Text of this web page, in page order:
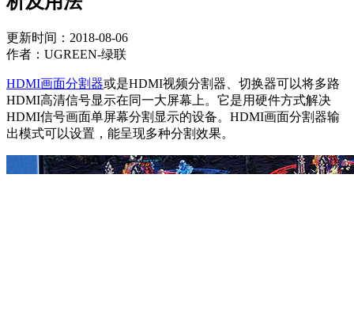
更新时间：2018-08-06
作者：UGREEN-绿联
HDMI画面分割器或是HDMI视频分割器、切换器可以将多路
HDMI高清信号显示在同一大屏幕上。它是用硬件方式解决
HDMI信号画面单屏幕分割显示的设备。HDMI画面分割器输
出模式可以设置，能呈现多种分割效果。